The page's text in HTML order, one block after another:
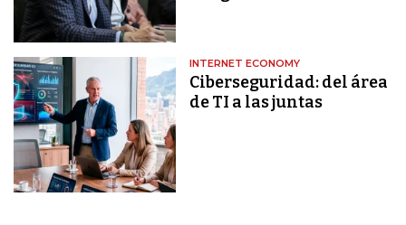
INTERNET ECONOMY
Ciberseguridad: del área
de TI a las juntas